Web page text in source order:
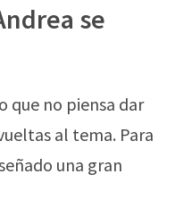
se
que no piensa dar
al tema. Para
una gran